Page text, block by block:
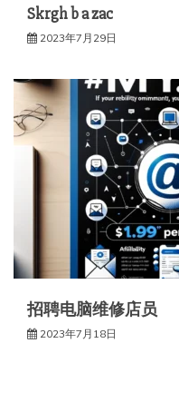
Skrgh b a zac
2023年7月29日
招聘电脑维修店员
2023年7月18日